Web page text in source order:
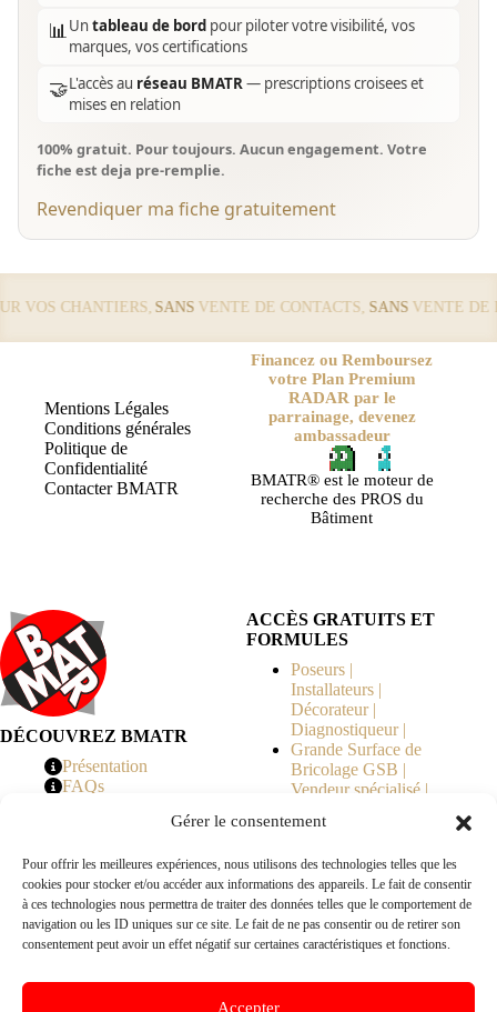
Gérer le consentement
Pour offrir les meilleures expériences, nous utilisons des technologies telles que les
cookies pour stocker et/ou accéder aux informations des appareils. Le fait de consentir
à ces technologies nous permettra de traiter des données telles que le comportement de
navigation ou les ID uniques sur ce site. Le fait de ne pas consentir ou de retirer son
consentement peut avoir un effet négatif sur certaines caractéristiques et fonctions.
Accepter
📊Untableau de bord pour piloter votre visibilité, vos
marques, vos certifications
🤝L'accès au réseau BMATR— prescriptions croisees et
mises en relation
100% gratuit. Pour toujours. Aucun engagement. Votre
fiche est deja pre-remplie.
Revendiquer ma fiche gratuitement
VOS CHANTIERS,SANSVENTE DE CONTACTS, SANSVENTE DE
Mentions Légales
Conditions générales
Politique de
Confidentialité
Contacter BMATR
Financez ou Remboursez
votre Plan Premium
RADAR par le
parrainage, devenez
ambassadeur
BMATR® est le moteur de
recherche des PROS du
Bâtiment
DÉCOUVREZ BMATR
Présentation
FAQs
ACCÈS GRATUITS ET
FORMULES
Poseurs |
Installateurs |
Décorateur |
Diagnostiqueur |
Grande Surface de
Bricolage GSB |
Vendeur spécialisé |
Copropriété | MOE |
en Travaux |
Fabricants | Marque |
© 2026 BMATR® — Tous droits réservés.